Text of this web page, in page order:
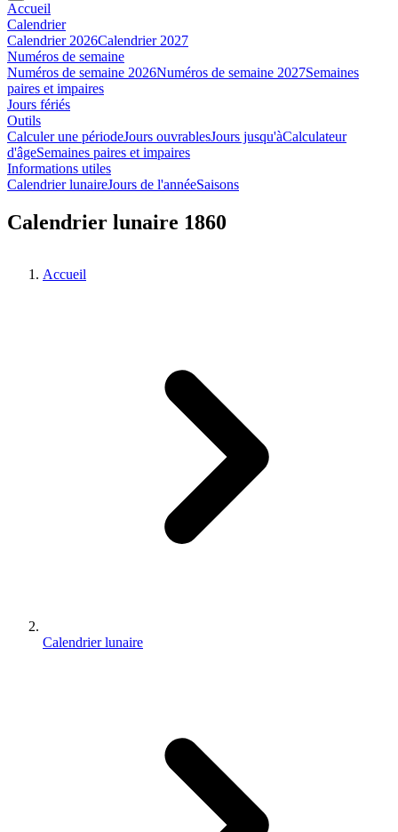
Accueil
Calendrier
Calendrier 2026Calendrier 2027
Numéros de semaine
Numéros de semaine 2026Numéros de semaine 2027Semaines
paires et impaires
Jours fériés
Outils
Calculer une périodeJours ouvrablesJours jusqu'àCalculateur
d'âgeSemaines paires et impaires
Informations utiles
Calendrier lunaireJours de l'annéeSaisons
Calendrier lunaire 1860
Accueil
Calendrier lunaire